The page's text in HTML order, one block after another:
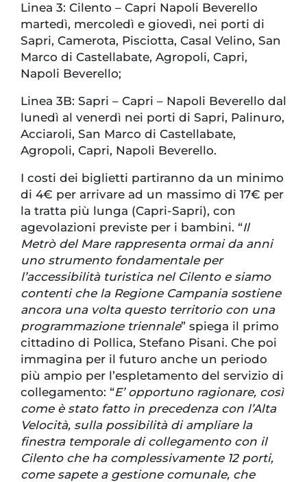
Linea 3: Cilento – Capri Napoli Beverello
martedì, mercoledì e giovedì, nei porti di
Sapri, Camerota, Pisciotta, Casal Velino, San
Marco di Castellabate, Agropoli, Capri,
Napoli Beverello;
Linea 3B: Sapri – Capri – Napoli Beverello dal
lunedì al venerdì nei porti di Sapri, Palinuro,
Acciaroli, San Marco di Castellabate,
Agropoli, Capri, Napoli Beverello.
I costi dei biglietti partiranno da un minimo
di 4€ per arrivare ad un massimo di 17€ per
la tratta più lunga (Capri-Sapri), con
agevolazioni previste per i bambini. “Il
Metrò del Mare rappresenta ormai da anni
uno strumento fondamentale per
l’accessibilità turistica nel Cilento e siamo
contenti che la Regione Campania sostiene
ancora una volta questo territorio con una
programmazione triennale” spiega il primo
cittadino di Pollica, Stefano Pisani. Che poi
immagina per il futuro anche un periodo
più ampio per l’espletamento del servizio di
collegamento: “E’ opportuno ragionare, così
come è stato fatto in precedenza con l’Alta
Velocità, sulla possibilità di ampliare la
finestra temporale di collegamento con il
Cilento che ha complessivamente 12 porti,
come sapete a gestione comunale, che